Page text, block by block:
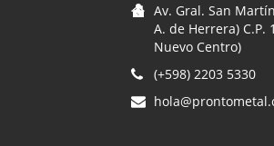
Av. Gral. San
A. de Herrera) C.P.
Nuevo Centro)
(+598) 2203 5330